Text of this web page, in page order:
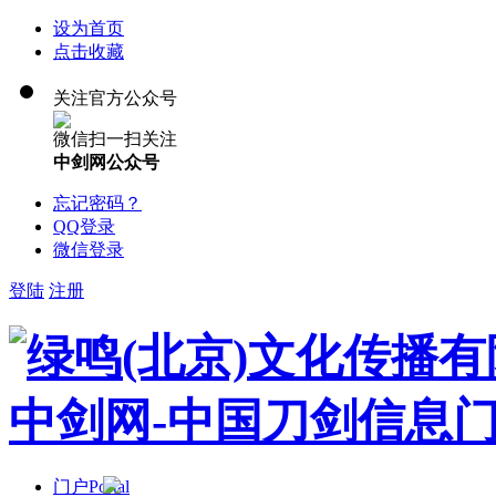
设为首页
点击收藏
关注官方公众号
微信扫一扫关注
中剑网公众号
忘记密码？
QQ登录
微信登录
登陆 注册
门户Portal